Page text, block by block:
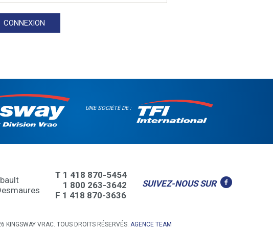
UNE SOCIÉTÉ DE :
T 1 418 870-5454
1 800 263-3642
F 1 418 870-3636
SUIVEZ-NOUS SUR
KINGSWAY VRAC. TOUS DROITS RÉSERVÉS. AGENCE TEAM